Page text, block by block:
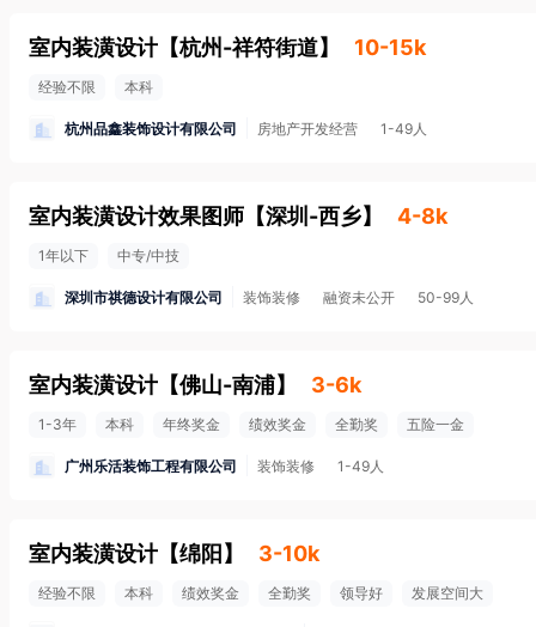
室内装潢设计 【杭州-祥符街道】 10-15k
经验不限 本科
杭州品鑫装饰设计有限公司 房地产开发经营 1-49人
室内装潢设计效果图师 【深圳-西乡】 4-8k
1年以下 中专/中技
深圳市祺德设计有限公司 装饰装修 融资未公开 50-99人
室内装潢设计 【佛山-南浦】 3-6k
1-3年 本科 年终奖金 绩效奖金 全勤奖 五险一金
广州乐活装饰工程有限公司 装饰装修 1-49人
室内装潢设计 【绵阳 】 3-10k
经验不限 本科 绩效奖金 全勤奖 领导好 发展空间大